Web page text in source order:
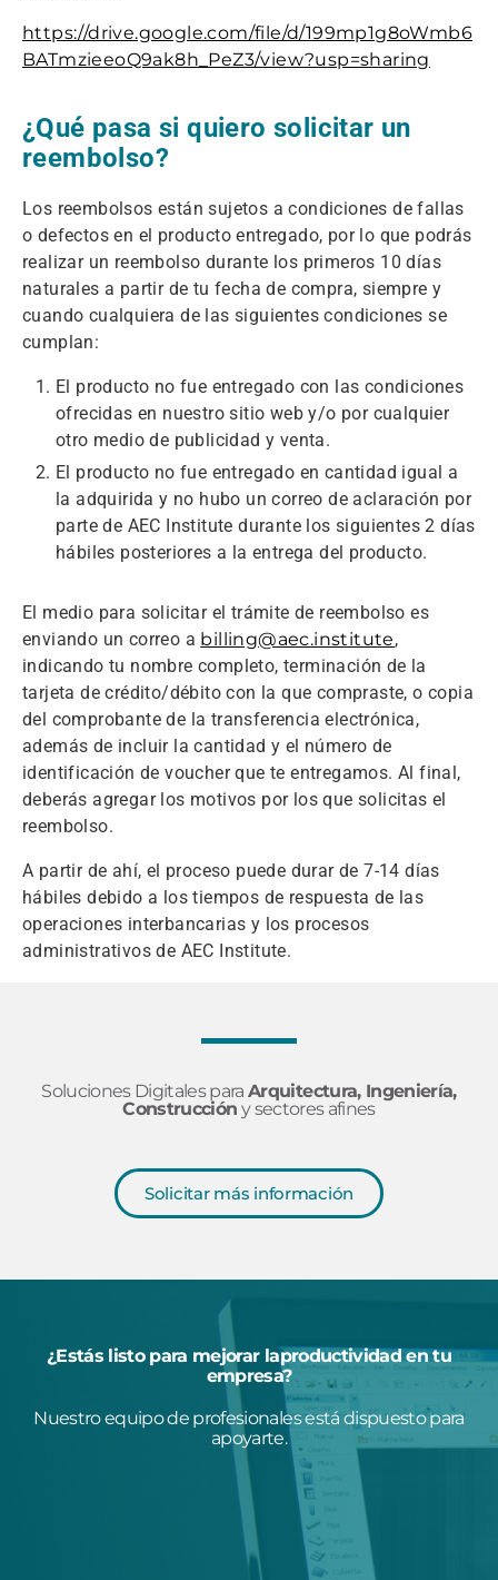
https://drive.google.com/file/d/199mp1g8oWmb6
BATmzieeoQ9ak8h_PeZ3/view?usp=sharing
¿Qué pasa si quiero solicitar un
reembolso?
Los reembolsos están sujetos a condiciones de fallas
o defectos en el producto entregado, por lo que podrás
realizar un reembolso durante los primeros 10 días
naturales a partir de tu fecha de compra, siempre y
cuando cualquiera de las siguientes condiciones se
cumplan:
El producto no fue entregado con las condiciones
ofrecidas en nuestro sitio web y/o por cualquier
otro medio de publicidad y venta.
El producto no fue entregado en cantidad igual a
la adquirida y no hubo un correo de aclaración por
parte de AEC Institute durante los siguientes 2 días
hábiles posteriores a la entrega del producto.
El medio para solicitar el trámite de reembolso es
enviando un correo a billing@aec.institute,
indicando tu nombre completo, terminación de la
tarjeta de crédito/débito con la que compraste, o copia
del comprobante de la transferencia electrónica,
además de incluir la cantidad y el número de
identificación de voucher que te entregamos. Al final,
deberás agregar los motivos por los que solicitas el
reembolso.
A partir de ahí, el proceso puede durar de 7-14 días
hábiles debido a los tiempos de respuesta de las
operaciones interbancarias y los procesos
administrativos de AEC Institute.
Soluciones Digitales paraArquitectura, Ingeniería,
Construcción y sectores afines
Solicitar más información
¿Estás listo para mejorar laproductividad en tu
empresa?
Nuestro equipo de profesionales está dispuesto para
apoyarte.